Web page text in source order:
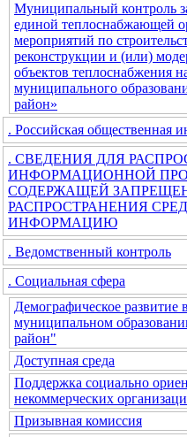
Муниципальный контроль
единой теплоснабжающей
мероприятий по
реконструкции и (или)
объектов теплоснабжения
муниципального
район»
. Российская общественная
. СВЕДЕНИЯ ДЛЯ
ИНФОРМАЦИОННОЙ
СОДЕРЖАЩЕЙ
РАСПРОСТРАНЕНИЯ
ИНФОРМАЦИЮ
. Ведомственный контроль
. Социальная сфера
Демографическое развитие в
муниципальном
район"
Доступная среда
Поддержка социально
некоммерческих
Призывная комиссия